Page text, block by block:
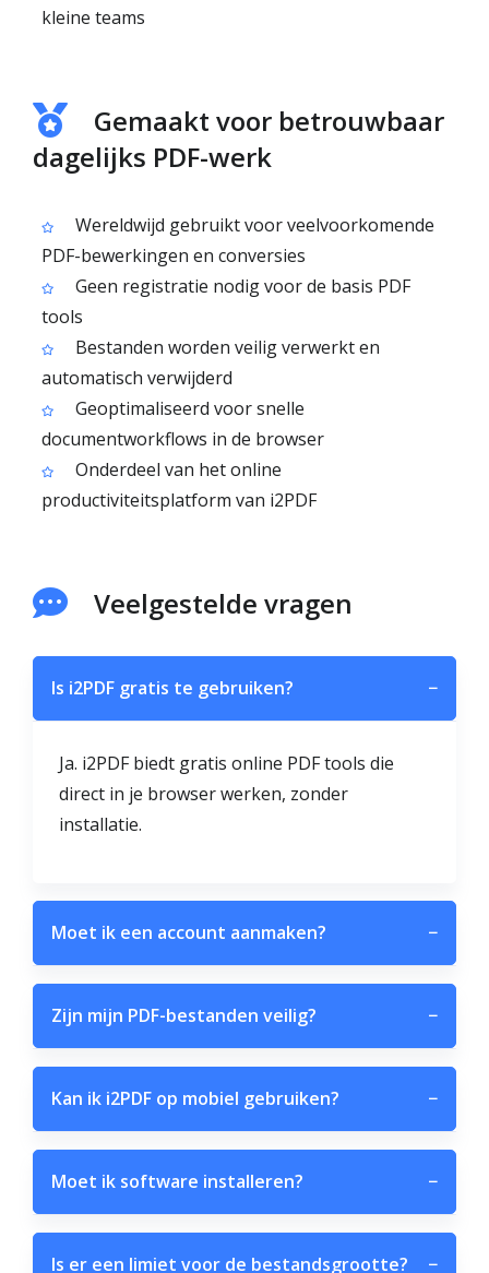
kleine teams
Gemaakt voor betrouwbaar
dagelijks PDF-werk
Wereldwijd gebruikt voor veelvoorkomende
PDF-bewerkingen en conversies
Geen registratie nodig voor de basis PDF
tools
Bestanden worden veilig verwerkt en
automatisch verwijderd
Geoptimaliseerd voor snelle
documentworkflows in de browser
Onderdeel van het online
productiviteitsplatform van i2PDF
Veelgestelde vragen
Is i2PDF gratis te gebruiken? −
Ja. i2PDF biedt gratis online PDF tools die
direct in je browser werken, zonder
installatie.
Moet ik een account aanmaken? −
Zijn mijn PDF-bestanden veilig? −
Kan ik i2PDF op mobiel gebruiken? −
Moet ik software installeren? −
Is er een limiet voor de bestandsgrootte? −